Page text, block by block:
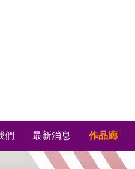
們 最新消息 作品廊